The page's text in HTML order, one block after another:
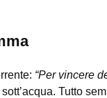
“Per vincere
Tutto